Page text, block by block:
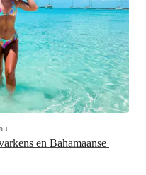
en Bahamaanse